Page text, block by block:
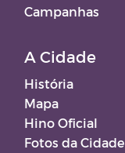
Campanhas
A Cidade
História
Mapa
Hino Oficial
Fotos da Cidade